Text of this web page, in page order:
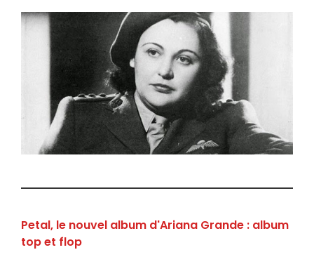
Petal, le nouvel album d'Ariana Grande : album
top et flop